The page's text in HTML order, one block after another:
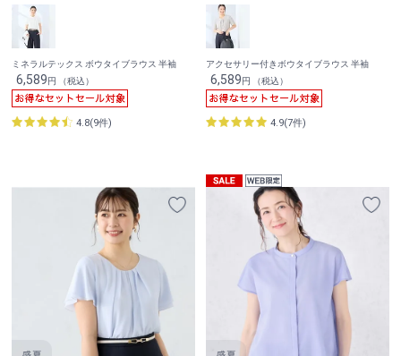
ミネラルテックス ボウタイブラウス 半袖
6,589円 （税込）
4.8(9件)
アクセサリー付きボウタイブラウス 半袖
6,589円 （税込）
4.9(7件)